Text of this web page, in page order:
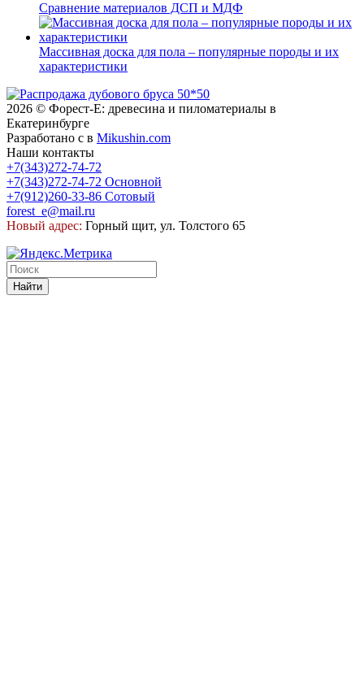
Сравнение материалов ДСП и МДФ
Массивная доска для пола – популярные породы и их
характеристики
2026 © Форест-Е: древесина и пиломатериалы в
Екатеринбурге
Разработано с в Mikushin.com
Наши контакты
+7(343)272-74-72
+7(343)272-74-72 Основной
+7(912)260-33-86 Сотовый
forest_e@mail.ru
Новый адрес: Горный щит, ул. Толстого 65
Найти